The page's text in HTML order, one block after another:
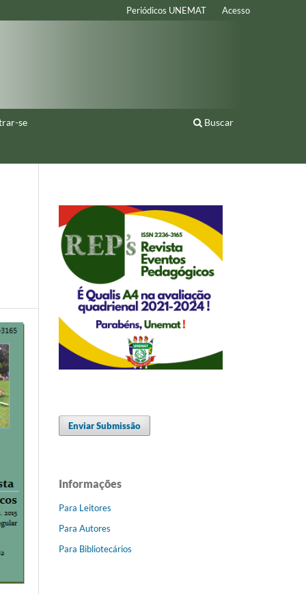
se Buscar
Periódicos UNEMAT Acesso
Enviar Submissão
Informações
Para Leitores
Para Autores
Para Bibliotecários